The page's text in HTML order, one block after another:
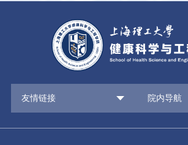
友情链接 院内导航